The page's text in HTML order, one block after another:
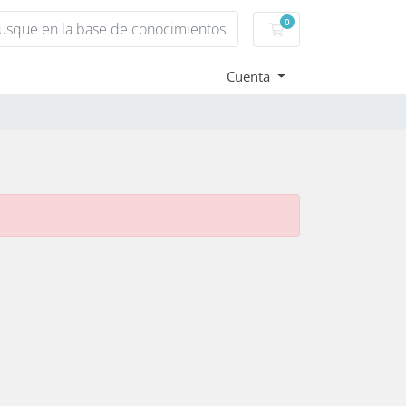
0
Carro de Pedidos
Cuenta